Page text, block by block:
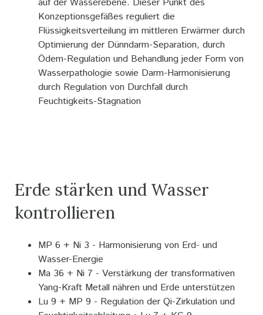
Konzeptionsgefäßes reguliert die
Flüssigkeitsverteilung im mittleren Erwärmer durch
Optimierung der Dünndarm-Separation, durch
Ödem-Regulation und Behandlung jeder Form von
Wasserpathologie sowie Darm-Harmonisierung
durch Regulation von Durchfall durch
Feuchtigkeits-Stagnation
Erde stärken und Wasser
kontrollieren
MP 6 + Ni 3 - Harmonisierung von Erd- und
Wasser-Energie
Ma 36 + Ni 7 - Verstärkung der transformativen
Yang-Kraft Metall nähren und Erde unterstützen
Lu 9 + MP 9 - Regulation der Qi-Zirkulation und